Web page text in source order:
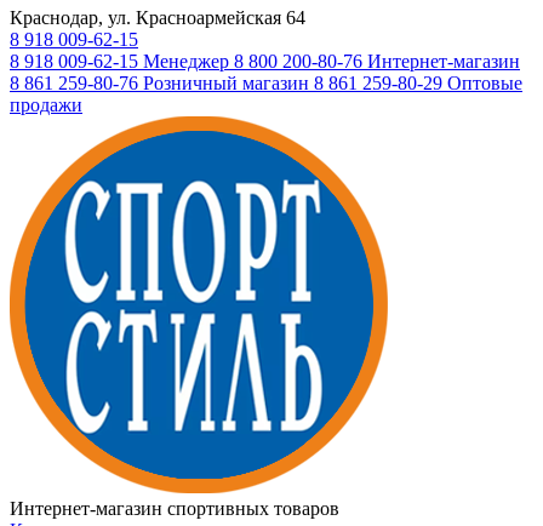
Краснодар, ул. Красноармейская 64
8 918 009-62-15
8 918 009-62-15 Менеджер 8 800 200-80-76 Интернет-магазин
8 861 259-80-76 Розничный магазин 8 861 259-80-29 Оптовые
продажи
Интернет-магазин спортивных товаров